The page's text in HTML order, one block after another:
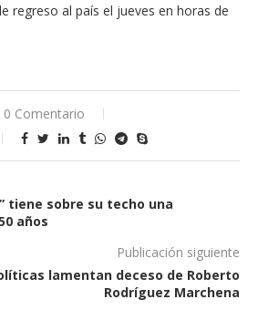
regreso al país el jueves en horas de
0 Comentario
tiene sobre su techo una
años
Publicación siguiente
lamentan deceso de Roberto
Rodríguez Marchena